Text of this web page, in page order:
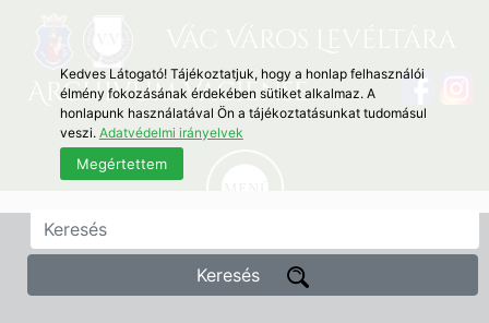
Archivum Vaciense
Keresés
Kedves Látogató! Tájékoztatjuk, hogy a honlap felhasználói
élmény fokozásának érdekében sütiket alkalmaz. A
honlapunk használatával Ön a tájékoztatásunkat tudomásul
veszi. Adatvédelmi irányelvek
Megértettem